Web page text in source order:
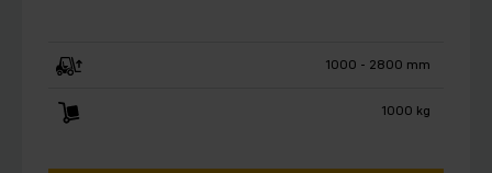
Vďaka inteligentným automatizačným komponentom sa naše
vozíky (AGV). V kombinácii s inteligentným softvérom tak
1000 - 2800 mm
1000 kg